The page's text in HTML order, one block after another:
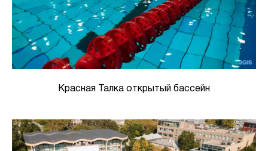
Красная Талка открытый бассейн